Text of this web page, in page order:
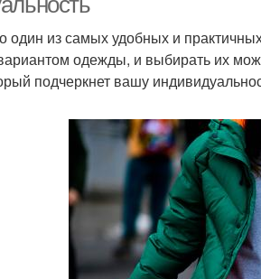
один из самых удобных и
одежды, и выбирать их
подчеркнет вашу